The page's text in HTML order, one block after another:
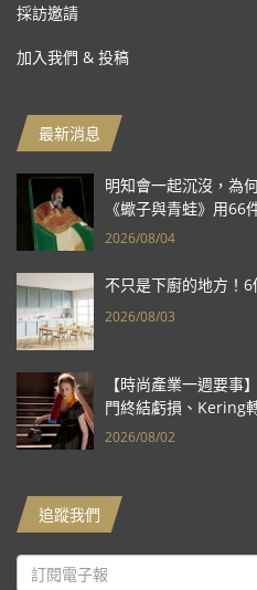
採訪邀請
加入我們 & 投稿
最新消息
明知會一起沉沒，為
《蠍子與青蛙》用66
2026/08/04
不只是下廚的地方！
2026/08/03
【時尚產業一週要事
門終結虧損、Kering
報亮眼
2026/08/02
追蹤我們